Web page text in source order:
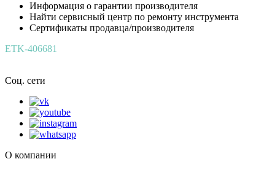
Информация о гарантии производителя
Найти сервисный центр по ремонту инструмента
Сертификаты продавца/производителя
ETK-406681
Соц. сети
О компании